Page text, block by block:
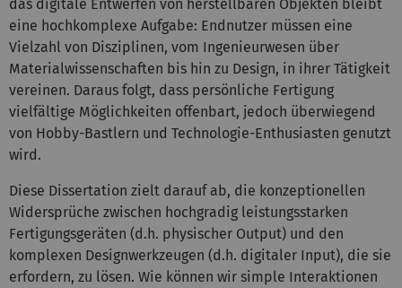
das digitale Entwerfen von herstellbaren Objekten bleibt
eine hochkomplexe Aufgabe: Endnutzer müssen eine
Vielzahl von Disziplinen, vom Ingenieurwesen über
Materialwissenschaften bis hin zu Design, in ihrer Tätigkeit
vereinen. Daraus folgt, dass persönliche Fertigung
vielfältige Möglichkeiten offenbart, jedoch überwiegend
von Hobby-Bastlern und Technologie-Enthusiasten genutzt
wird.
Diese Dissertation zielt darauf ab, die konzeptionellen
Widersprüche zwischen hochgradig leistungsstarken
Fertigungsgeräten (d.h. physischer Output) und den
komplexen Designwerkzeugen (d.h. digitaler Input), die sie
erfordern, zu lösen. Wie können wir simple Interaktionen